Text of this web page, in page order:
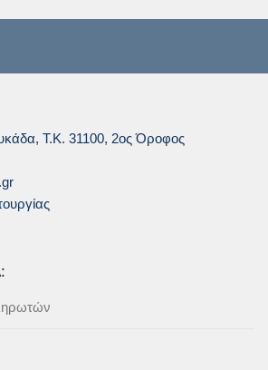
Τ.Κ. 31100, 2ος Όροφος